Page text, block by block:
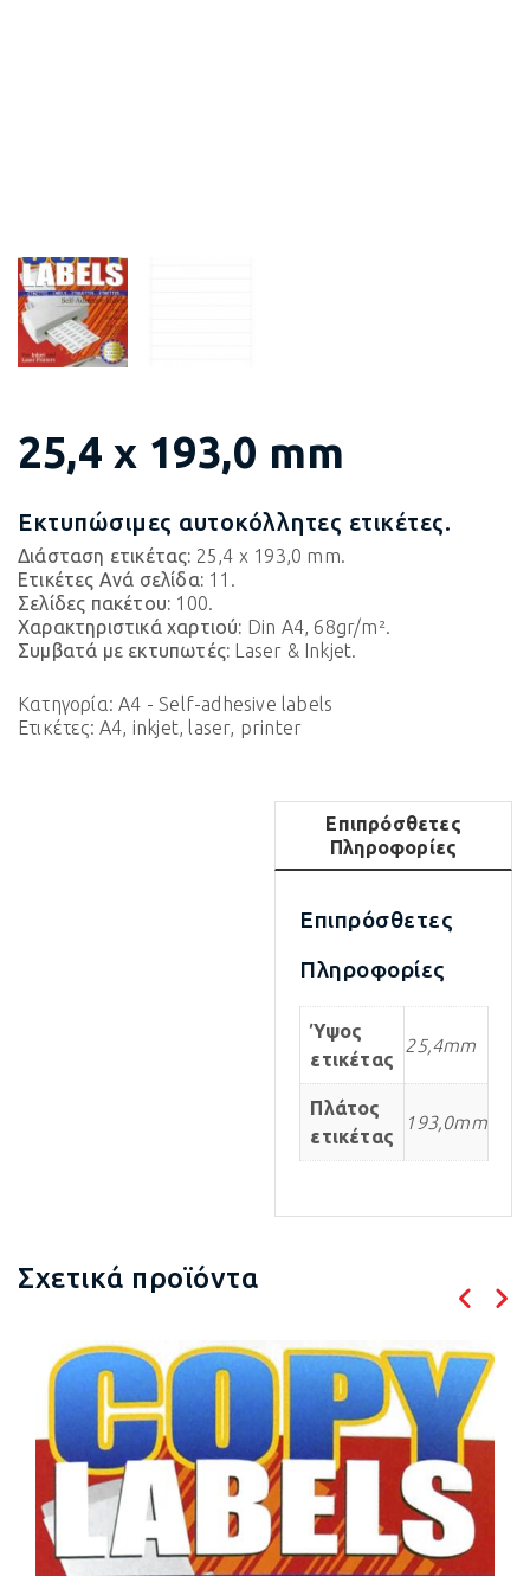
25,4 x 193,0 mm
Εκτυπώσιμες αυτοκόλλητες ετικέτες.
Διάσταση ετικέτας: 25,4 x 193,0 mm.
Ετικέτες Ανά σελίδα: 11.
Σελίδες πακέτου: 100.
Χαρακτηριστικά χαρτιού: Din A4, 68gr/m².
Συμβατά με εκτυπωτές: Laser & Inkjet.
Κατηγορία:A4 - Self-adhesive labels
Ετικέτες: A4, inkjet, laser, printer
Επιπρόσθετες
Πληροφορίες
Επιπρόσθετες
Πληροφορίες
Ύψος
ετικέτας
25,4mm
Πλάτος
ετικέτας
193,0mm
Σχετικά προϊόντα